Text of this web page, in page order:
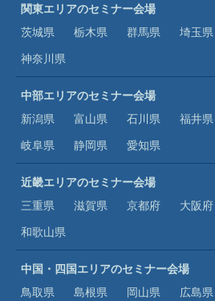
関東エリアのセミナー会場
茨城県
栃木県 群馬県 埼玉県
神奈川県
中部エリアのセミナー会場
新潟県
富山県 石川県 福井県
岐阜県
静岡県 愛知県
近畿エリアのセミナー会場
三重県
滋賀県 京都府 大阪府
和歌山県
中国・四国エリアのセミナー会場
鳥取県
島根県 岡山県 広島県